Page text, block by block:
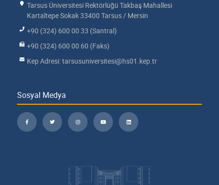
Tarsus Üniversitesi Rektörlüğü Takbaş Mahallesi
Kartaltepe Sokak 33400 Tarsus / Mersin
+90 (324) 600 00 33 (Santral)
+90 (324) 600 00 60 (Faks)
Kep Adresi: tarsusuniversitesi@hs01.kep.tr
Sosyal Medya